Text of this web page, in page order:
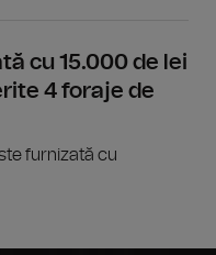
cu 15.000 de lei
4 foraje de
furnizată cu